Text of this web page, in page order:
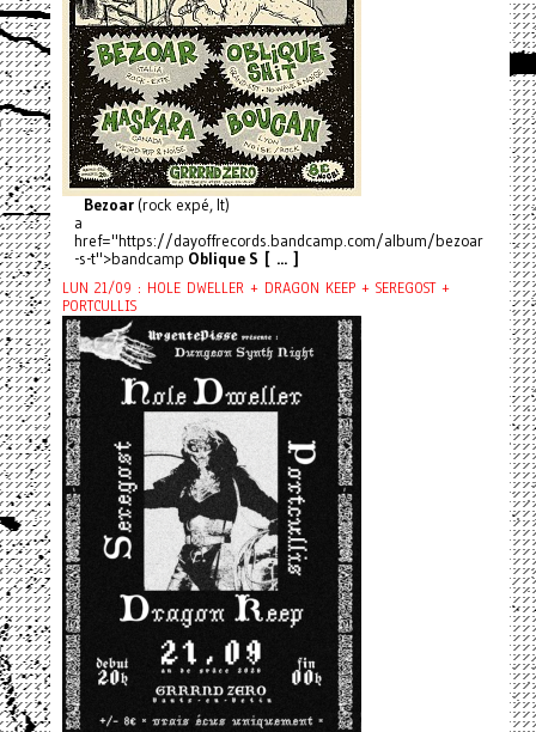
Bezoar(rock expé, It)
a
href="https://dayoffrecords.bandcamp.com/album/bezoar
-s-t">bandcamp Oblique S [ ... ]
LUN 21/09 : HOLE DWELLER + DRAGON KEEP + SEREGOST +
PORTCULLIS